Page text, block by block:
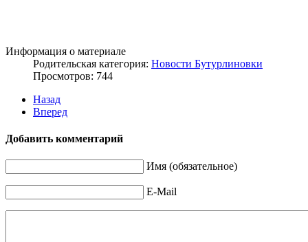
Информация о материале
Родительская категория: Новости Бутурлиновки
Просмотров: 744
Назад
Вперед
Добавить комментарий
Имя (обязательное)
E-Mail